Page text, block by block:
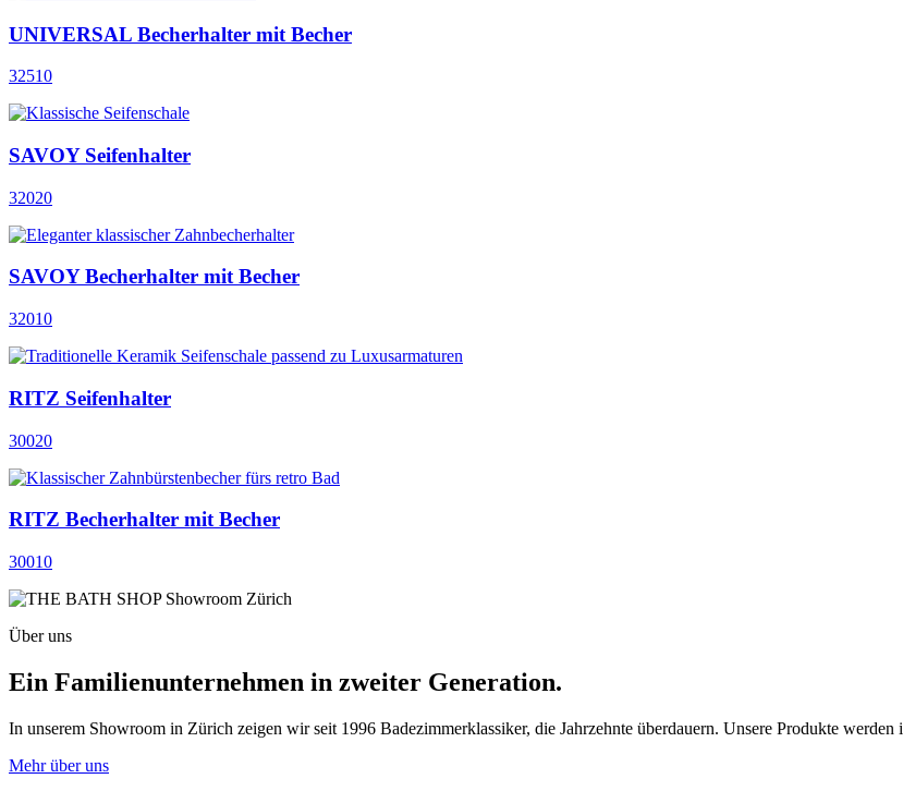
UNIVERSAL Becherhalter mit Becher
32510
SAVOY Seifenhalter
32020
SAVOY Becherhalter mit Becher
32010
RITZ Seifenhalter
30020
RITZ Becherhalter mit Becher
30010
Über uns
Ein Familienunternehmen in zweiter Generation.
In unserem Showroom in Zürich zeigen wir seit 1996 Badezimmerklassiker, die Jahrzehnte überdauern. Unsere Produkte
Mehr über uns